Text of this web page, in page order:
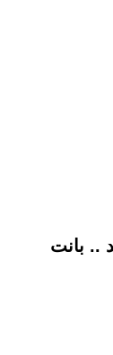
.. بانت